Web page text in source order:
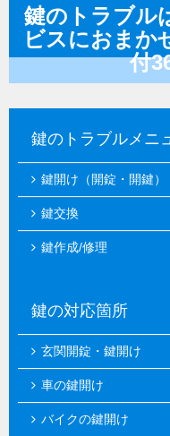
鍵のトラブル
ビスにおまか
付
鍵のトラブルメニ
鍵開け（開錠・開鍵）
鍵交換
鍵作成/修理
鍵の対応箇所
玄関開錠・鍵開け
車の鍵開け
バイクの鍵開け